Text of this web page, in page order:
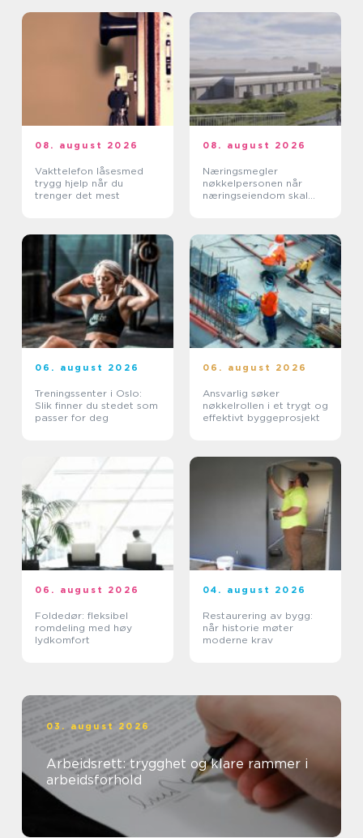
08. august 2026
Vakttelefon låsesmed
trygg hjelp når du
trenger det mest
08. august 2026
Næringsmegler
nøkkelpersonen når
næringseiendom skal
06. august 2026
Treningssenter i Oslo:
Slik finner du stedet som
passer for deg
06. august 2026
Ansvarlig søker
nøkkelrollen i et trygt og
effektivt byggeprosjekt
06. august 2026
Foldedør: fleksibel
romdeling med høy
lydkomfort
04. august 2026
Restaurering av bygg:
når historie møter
moderne krav
03. august 2026
Arbeidsrett: trygghet og klare rammer i
arbeidsforhold